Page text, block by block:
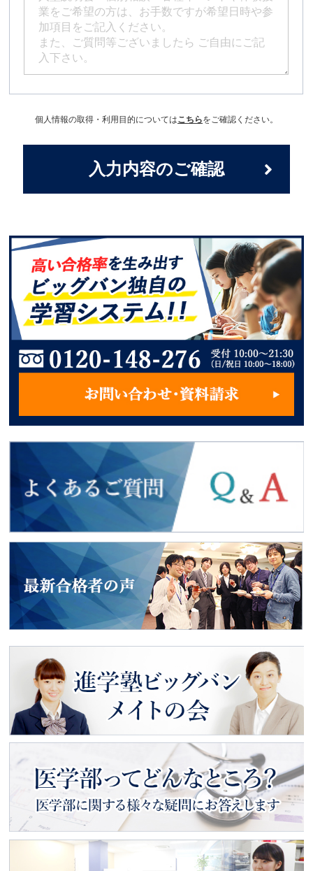
個人情報の取得・利用目的についてはこちらをご確認ください。
入力内容のご確認
2018年度入試
最新合格者の声
進学塾ビッグバン
メイトの会
医学部ってどんなところ？医学部に関する様々な疑問にお